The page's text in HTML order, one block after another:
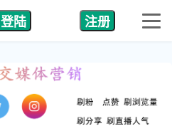
登陆 注册